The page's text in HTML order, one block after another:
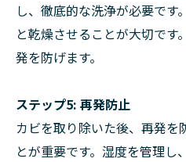
し、徹底的な洗浄が必要です
と乾燥させることが大切です
発を防げます。
ステップ5: 再発防止
カビを取り除いた後、再発を
とが重要です。湿度を管理し